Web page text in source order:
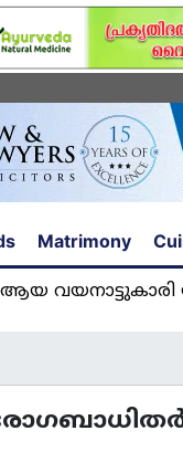
Matrimony
യുവതി